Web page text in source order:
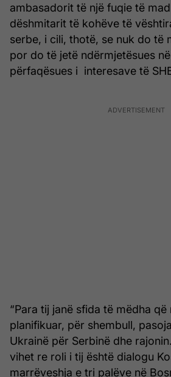
ambasadorit të një fuqie të
dëshmitarit të kohëve të
serbe, i cili, thotë, se nuk do të
por do të jetë ndërmjetësues
përfaqësues i interesave të
“Para tij janë sfida të mëdha që
planifikuar, për shembull,
Ukrainë për Serbinë dhe
vihet re roli i tij është dialogu
marrëveshja e tri palëve në